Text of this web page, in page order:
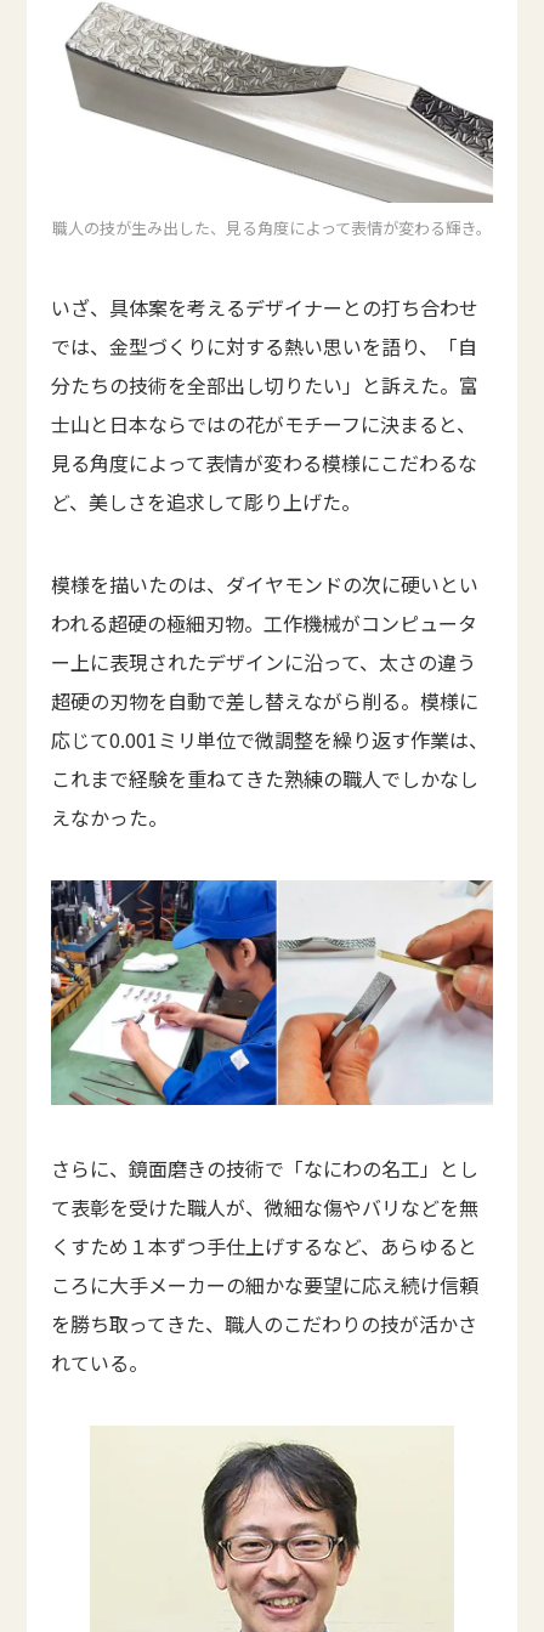
職人の技が生み出した、見る角度によって表情が変わる輝き。
いざ、具体案を考えるデザイナーとの打ち合わせ
では、金型づくりに対する熱い思いを語り、「自
分たちの技術を全部出し切りたい」と訴えた。富
士山と日本ならではの花がモチーフに決まると、
見る角度によって表情が変わる模様にこだわるな
ど、美しさを追求して彫り上げた。
模様を描いたのは、ダイヤモンドの次に硬いとい
われる超硬の極細刃物。工作機械がコンピュータ
ー上に表現されたデザインに沿って、太さの違う
超硬の刃物を自動で差し替えながら削る。模様に
応じて0.001ミリ単位で微調整を繰り返す作業は、
これまで経験を重ねてきた熟練の職人でしかなし
えなかった。
さらに、鏡面磨きの技術で「なにわの名工」とし
て表彰を受けた職人が、微細な傷やバリなどを無
くすため１本ずつ手仕上げするなど、あらゆると
ころに大手メーカーの細かな要望に応え続け信頼
を勝ち取ってきた、職人のこだわりの技が活かさ
れている。